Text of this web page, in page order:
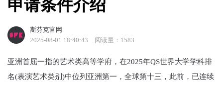
申请条件介绍
斯芬克官网
2025-08-01 18:40:43
阅读量：1583
亚洲首屈一指的艺术类高等学府，在2025年QS世界大学学科排
名(表演艺术类别)中位列亚洲第一，全球第十三，此前，已连续